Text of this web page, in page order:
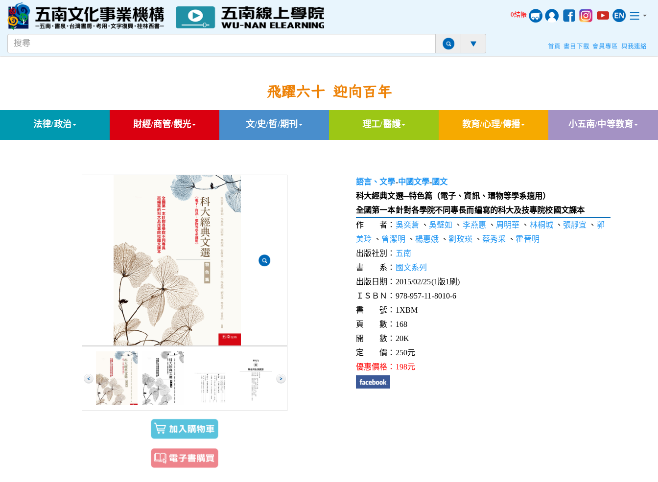
0結帳
首頁 書目下載 會員專區 與我連絡
飛躍六十 迎向百年
法律/政治 財經/商管/觀光 文/史/哲/期刊 理工/醫護 教育/心理/傳播 小五南/中等教育
語言、文學-中國文學-國文
科大經典文選─特色篇（電子、資訊、環物等學系適用）
全國第一本針對各學院不同專長而編寫的科大及技專院校國文課本
作 者： 吳奕蒼 、 吳璧如 、 李燕惠 、 周明華 、 林桐城、 張靜宜 、 郭
美玲 、 曾潔明 、 楊惠娥 、劉玫瑛、 蔡秀采 、 霍晉明
出版社別： 五南
書 系： 國文系列
出版日期：2015/02/25(1版1刷)
ＩＳＢＮ：978-957-11-8010-6
書 號：1XBM
頁 數：168
開 數：20K
定 價：250元
優惠價格：198元